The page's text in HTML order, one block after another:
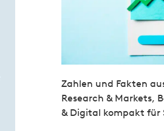
Zahlen und Fakten
Research & Markets,
& Digital kompakt für